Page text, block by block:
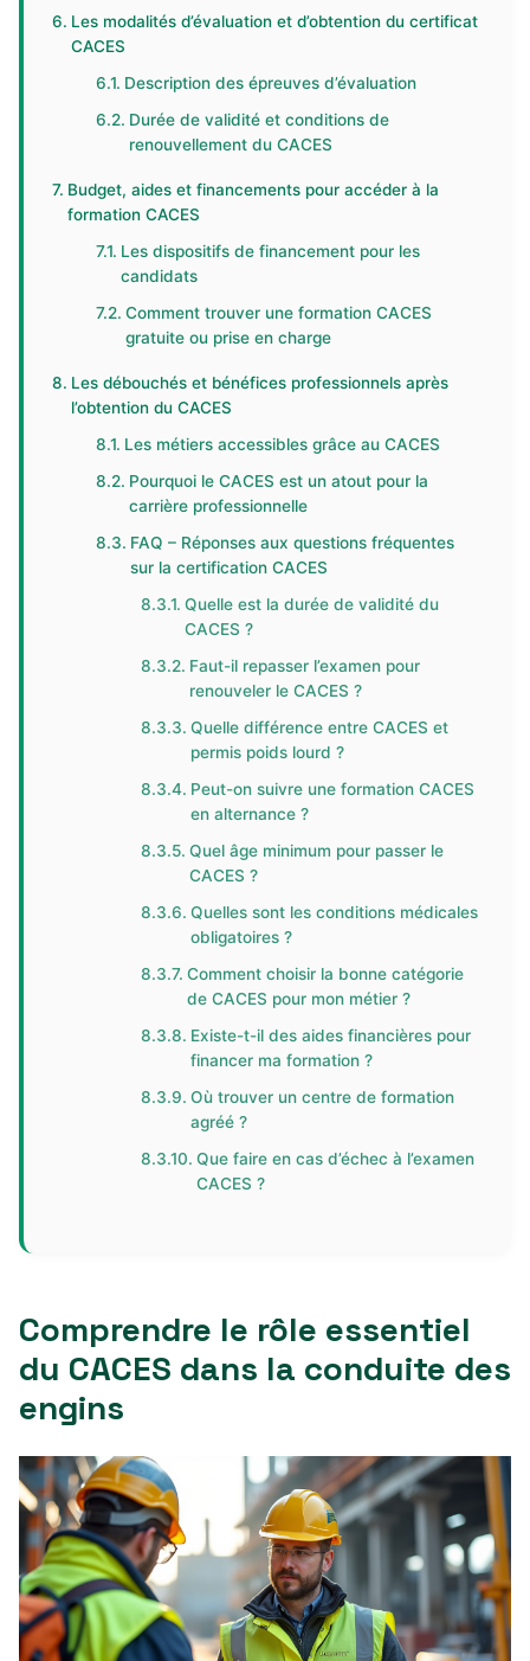
Les modalités d’évaluation et d’obtention du certificat
CACES
Description des épreuves d’évaluation
Durée de validité et conditions de
renouvellement du CACES
Budget, aides et financements pour accéder à la
formation CACES
Les dispositifs de financement pour les
candidats
Comment trouver une formation CACES
gratuite ou prise en charge
Les débouchés et bénéfices professionnels après
l’obtention du CACES
Les métiers accessibles grâce au CACES
Pourquoi le CACES est un atout pour la
carrière professionnelle
FAQ – Réponses aux questions fréquentes
sur la certification CACES
Quelle est la durée de validité du
CACES ?
Faut-il repasser l’examen pour
renouveler le CACES ?
Quelle différence entre CACES et
permis poids lourd ?
Peut-on suivre une formation CACES
en alternance ?
Quel âge minimum pour passer le
CACES ?
Quelles sont les conditions médicales
obligatoires ?
Comment choisir la bonne catégorie
de CACES pour mon métier ?
Existe-t-il des aides financières pour
financer ma formation ?
Où trouver un centre de formation
agréé ?
Que faire en cas d’échec à l’examen
CACES ?
Comprendre le rôle essentiel
du CACES dans la conduite des
engins